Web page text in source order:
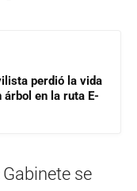
perdió la vida
en la ruta E-
se